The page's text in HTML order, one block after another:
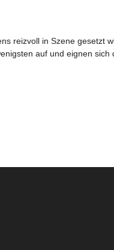
reizvoll in Szene gesetzt
auf und eignen